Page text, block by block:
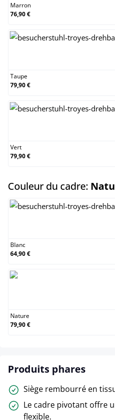
Marron
76,90 €
Taupe
79,90 €
Vert
79,90 €
Couleur du cadre:
Blanc
64,90 €
Nature
79,90 €
Produits phares
Siège rembourré en
Le cadre pivotant offre
flexible.